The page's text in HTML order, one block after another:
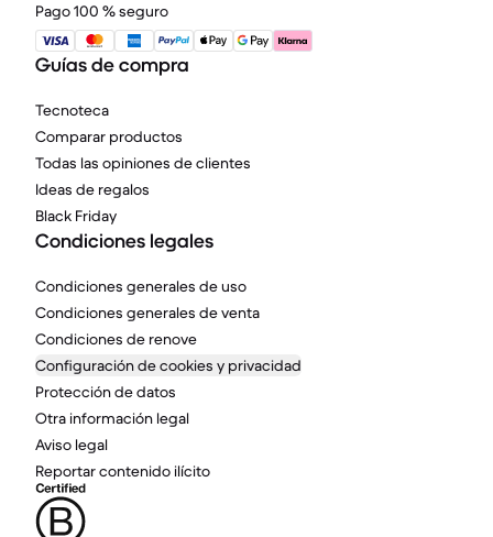
Pago 100 % seguro
Guías de compra
Tecnoteca
Comparar productos
Todas las opiniones de clientes
Ideas de regalos
Black Friday
Condiciones legales
Condiciones generales de uso
Condiciones generales de venta
Condiciones de renove
Configuración de cookies y privacidad
Protección de datos
Otra información legal
Aviso legal
Reportar contenido ilícito